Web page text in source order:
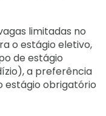
limitadas no
o estágio eletivo,
de estágio
a preferência
estágio obrigatório